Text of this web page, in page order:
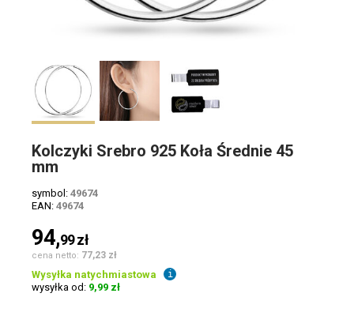
Kolczyki Srebro 925 Koła Średnie 45
mm
symbol: 49674
EAN: 49674
94,99zł
cena netto: 77,23 zł
Wysyłka natychmiastowa i
wysyłka od: 9,99 zł